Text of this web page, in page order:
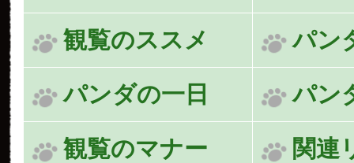
観覧のススメ パン
パンダの一日 パン
観覧のマナー 関連